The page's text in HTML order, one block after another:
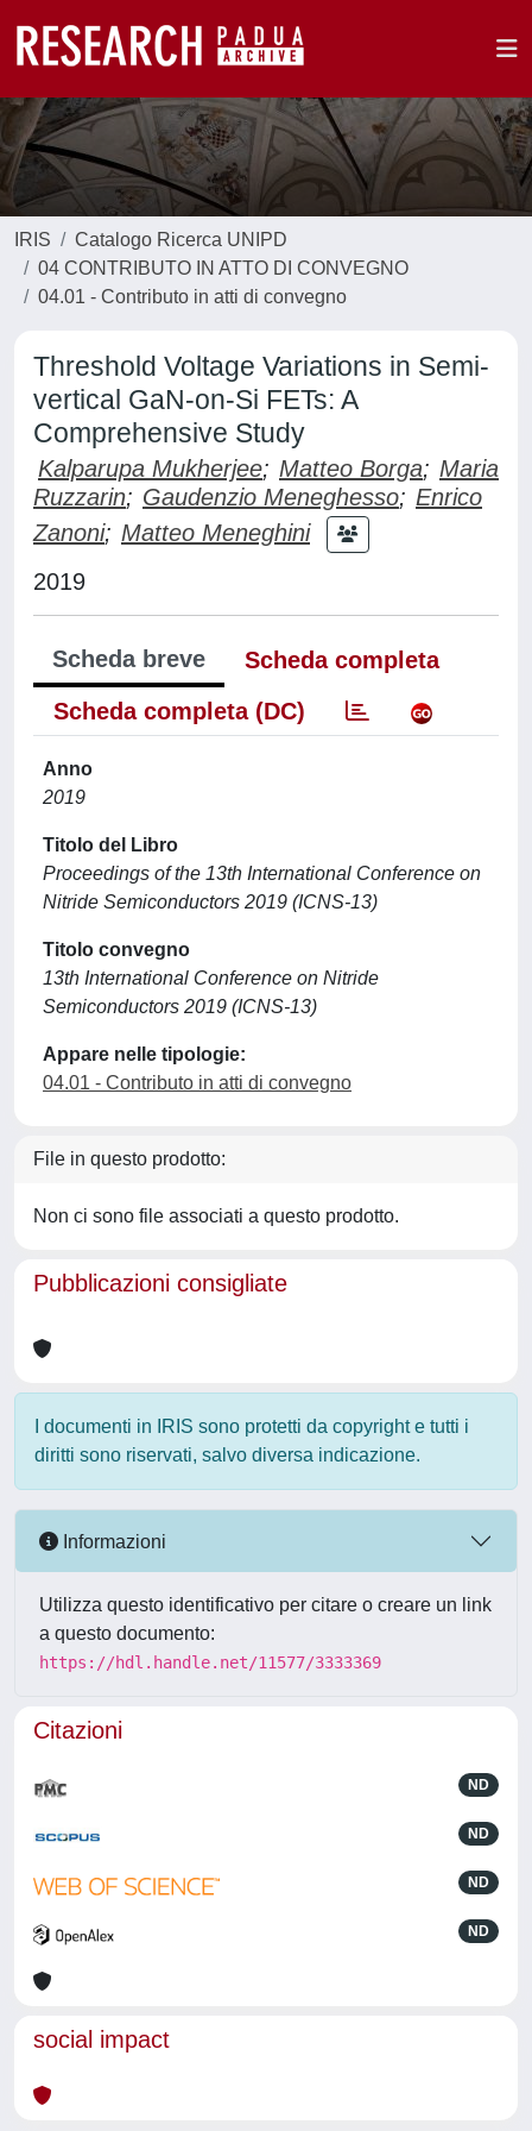
IRIS
Catalogo Ricerca UNIPD
04 CONTRIBUTO IN ATTO DI CONVEGNO
04.01 - Contributo in atti di convegno
Threshold Voltage Variations in Semi-
vertical GaN-on-Si FETs: A
Comprehensive Study
Kalparupa Mukherjee; Matteo Borga; Maria
Ruzzarin; Gaudenzio Meneghesso; Enrico
Zanoni; Matteo Meneghini
2019
Scheda breve
Scheda completa
Scheda completa (DC)
Anno
2019
Titolo del Libro
Proceedings of the 13th International Conference on
Nitride Semiconductors 2019 (ICNS-13)
Titolo convegno
13th International Conference on Nitride
Semiconductors 2019 (ICNS-13)
Appare nelle tipologie:
04.01 - Contributo in atti di convegno
File in questo prodotto:
Non ci sono file associati a questo prodotto.
Pubblicazioni consigliate
I documenti in IRIS sono protetti da copyright e tutti i
diritti sono riservati, salvo diversa indicazione.
Informazioni
Utilizza questo identificativo per citare o creare un link
a questo documento:
https://hdl.handle.net/11577/3333369
Citazioni
ND
ND
ND
ND
social impact